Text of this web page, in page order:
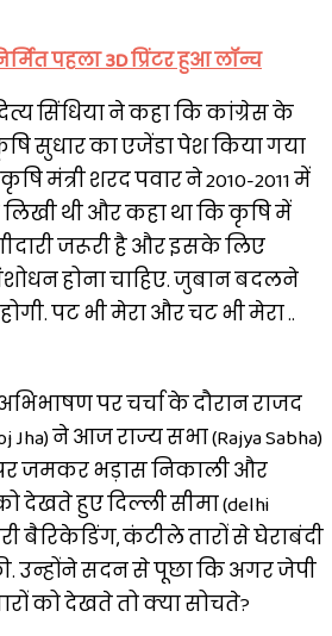
पहला 3D प्रिंटर हुआ लॉन्च
सिंधिया ने कहा कि कांग्रेस के
सुधार का एजेंडा पेश किया गया
मंत्री शरद पवार ने 2010-2011 में
लिखी थी और कहा था कि कृषि में
जरूरी है और इसके लिए
होना चाहिए. जुबान बदलने
पट भी मेरा और चट भी मेरा ..
पर चर्चा के दौरान राजद
ने आज राज्य सभा (Rajya Sabha)
पर जमकर भड़ास निकाली और
हुए दिल्ली सीमा (delhi
बैरिकेडिंग, कंटीले तारों से घेराबंदी
उन्होंने सदन से पूछा कि अगर जेपी
को देखते तो क्या सोचते?